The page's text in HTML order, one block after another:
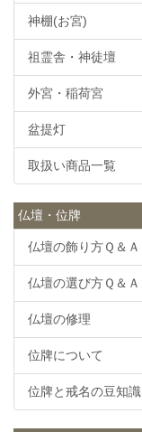
神棚(お宮)
祖霊舎・神徒壇
外宮・稲荷宮
盆提灯
取扱い商品一覧
仏壇・位牌
仏壇の飾り方Ｑ＆Ａ
仏壇の選び方Ｑ＆Ａ
仏壇の修理
位牌について
位牌と戒名の豆知識